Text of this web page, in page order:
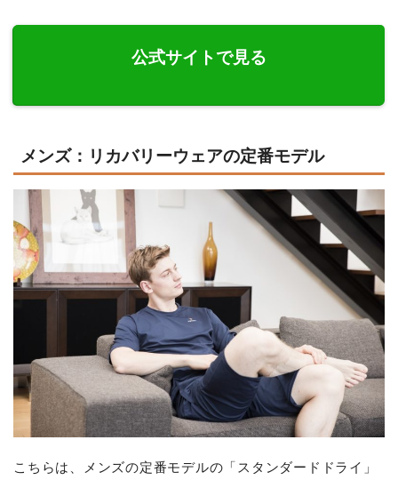
公式サイトで見る
メンズ：リカバリーウェアの定番モデル
こちらは、メンズの定番モデルの「スタンダードドライ」